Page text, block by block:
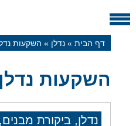
דף הבית» נדלן » השקעות
השקעות נדלן
נדלן, ביקורת